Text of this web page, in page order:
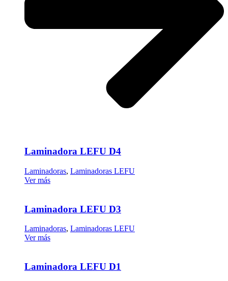
Laminadora LEFU D4
Laminadoras, Laminadoras LEFU
Ver más
Laminadora LEFU D3
Laminadoras, Laminadoras LEFU
Ver más
Laminadora LEFU D1